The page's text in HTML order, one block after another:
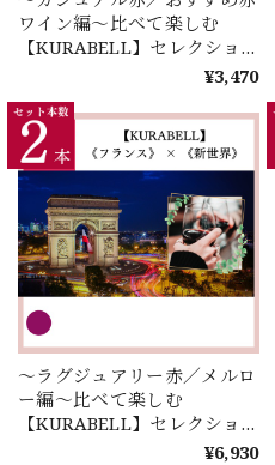
ワイン編～比べて楽しむ
【KURABELL】セレクショ
ン♪ 《フランス》 × 《新世
界》＜２本セレクション＞
¥3,470
～ラグジュアリー赤／メルロ
ー編～比べて楽しむ
【KURABELL】セレクショ
ン♪ 《フランス》 × 《新世
¥6,930